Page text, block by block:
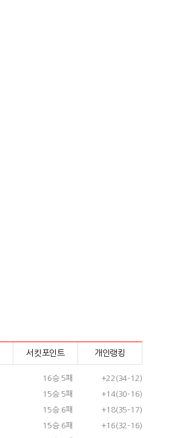
서킷포인트 개인랭킹
16승 5패 +22(34-12)
15승 5패 +14(30-16)
15승 6패 +18(35-17)
15승 6패 +16(32-16)